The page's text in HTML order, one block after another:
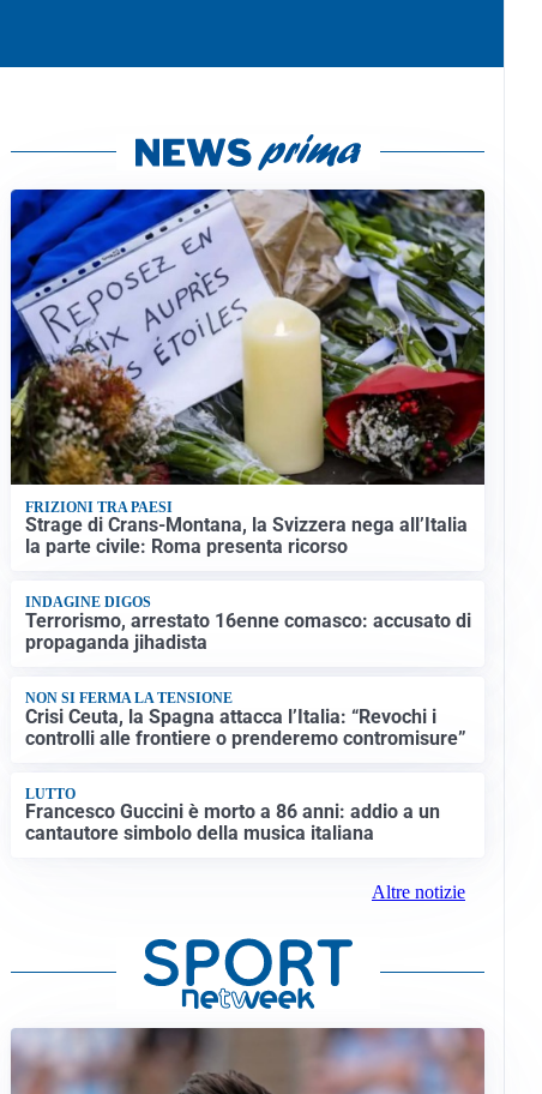
FRIZIONI TRA PAESI
Strage di Crans-Montana, la Svizzera nega all’Italia
la parte civile: Roma presenta ricorso
INDAGINE DIGOS
Terrorismo, arrestato 16enne comasco: accusato di
propaganda jihadista
NON SI FERMA LA TENSIONE
Crisi Ceuta, la Spagna attacca l’Italia: “Revochi i
controlli alle frontiere o prenderemo contromisure”
LUTTO
Francesco Guccini è morto a 86 anni: addio a un
cantautore simbolo della musica italiana
Altre notizie